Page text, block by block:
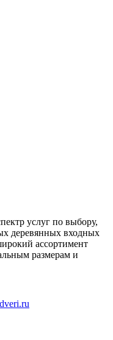
услуг по выбору,
деревянных входных
ассортимент
размерам и